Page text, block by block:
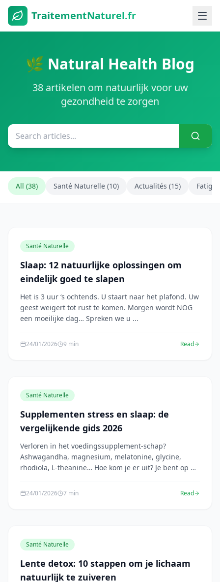
TraitementNaturel.fr
🌿 Natural Health Blog
38 artikelen om natuurlijk voor uw
gezondheid te zorgen
All (38) Santé Naturelle (10) Actualités (15)
Santé Naturelle
Slaap: 12 natuurlijke oplossingen om
eindelijk goed te slapen
Het is 3 uur ‘s ochtends. U staart naar het plafond. Uw
geest weigert tot rust te komen. Morgen wordt NOG
een moeilijke dag… Spreken we u ...
24/01/2026 9 min Read
Santé Naturelle
Supplementen stress en slaap: de
vergelijkende gids 2026
Verloren in het voedingssupplement-schap?
Ashwagandha, magnesium, melatonine, glycine,
rhodiola, L-theanine… Hoe kom je er uit? Je bent op de
24/01/2026 7 min Read
Santé Naturelle
Lente detox: 10 stappen om je lichaam
natuurlijk te zuiveren